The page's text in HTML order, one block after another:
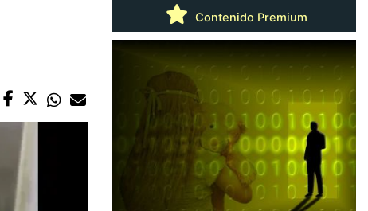
Contenido Premium